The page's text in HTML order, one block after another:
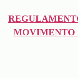
MOVIMENTO